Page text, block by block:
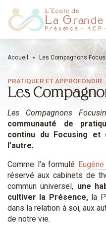
Accueil » Les Compagnons
PRATIQUER ET APPROFONDIR
Les
Les Compagnons
communauté de
continu du Focusing
l’autre.
Comme l’a formulé
réservé aux cabinets de
commun universel, une
cultiver la Présence,la
dans la relation à soi, aux
de notre vie.